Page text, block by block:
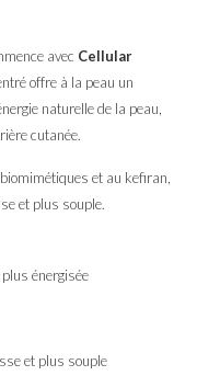
avec Cellular
offre à la peau un
naturelle de la peau,
cutanée.
biomimétiques et au kefiran,
et plus souple.
énergisée
et plus souple